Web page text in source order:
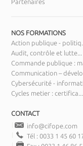
NOS FORMATIONS
Action publique - politiq...
Audit, contrôle et lutte...
Commande publique :
Communication –
Cybersécurité -
Cycles metier : certifica...
CONTACT
info@cifope.com
Tél : 0033 1 45 60